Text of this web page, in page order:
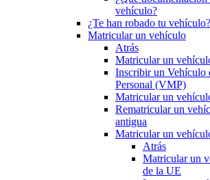
vehículo?
¿Te han robado tu vehículo?
Matricular un vehículo
Atrás
Matricular un
Inscribir un Vehículo
Personal (VMP)
Matricular un
Rematricular un
antigua
Matricular un
Atrás
Matricular un
de la UE